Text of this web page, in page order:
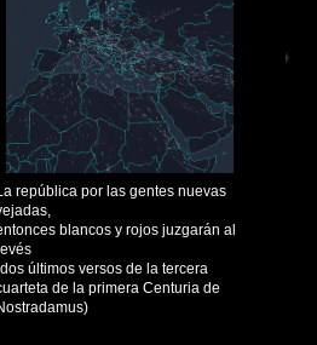
república por las gentes nuevas
blancos y rojos juzgarán al
últimos versos de la tercera
de la primera Centuria de